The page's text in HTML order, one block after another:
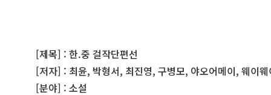
[제목] : 한.중 걸작단편선
[저자] : 최윤, 박형서, 최진영, 구병모, 야오어메이, 웨이
[분야] : 소설